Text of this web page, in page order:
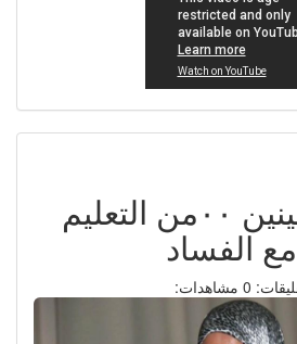
امينة ماء العينين ٠٠من التعليم
الفساد
0 مشاهدات: